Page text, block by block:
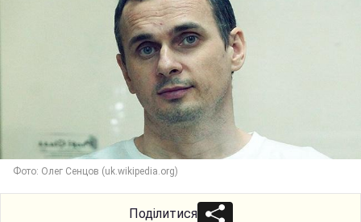
Фото: Олег Сенцов (uk.wikipedia.org)
Поділитися